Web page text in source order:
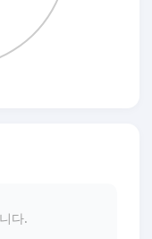
다.